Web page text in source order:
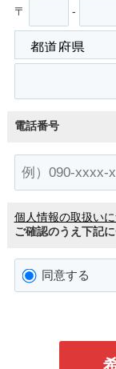
〒 -
電話番号
個人情報の取扱い
ご確認のうえ下記
同意する